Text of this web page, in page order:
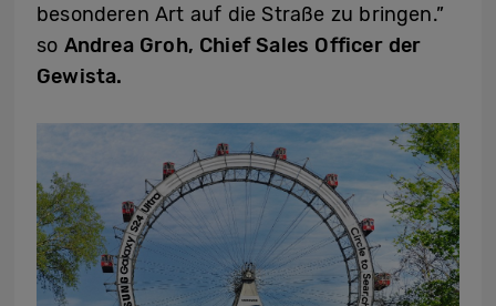
besonderen Art auf die Straße zu bringen.”
so Andrea Groh, Chief Sales Officer der
Gewista.